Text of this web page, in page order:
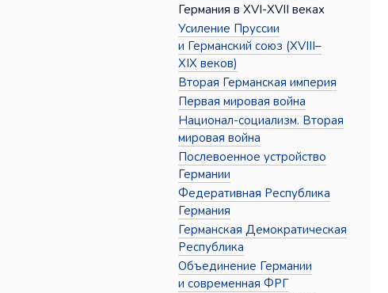
Германия в XVI-XVII веках
Усиление Пруссии
и Германский союз (XVIII–
XIX веков)
Вторая Германская империя
Первая мировая война
Национал-социализм. Вторая
мировая война
Послевоенное устройство
Германии
Федеративная Республика
Германия
Германская Демократическая
Республика
Объединение Германии
и современная ФРГ